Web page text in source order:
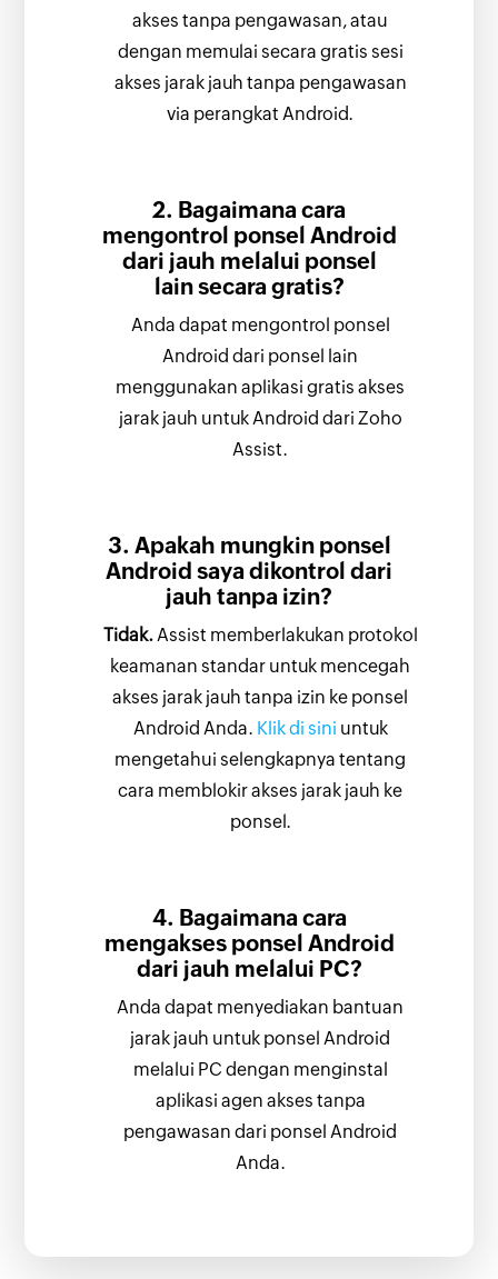
akses tanpa pengawasan, atau
dengan memulai secara gratis sesi
akses jarak jauh tanpa pengawasan
via perangkat Android.
2. Bagaimana cara
mengontrol ponsel Android
dari jauh melalui ponsel
lain secara gratis?
Anda dapat mengontrol ponsel
Android dari ponsel lain
menggunakan aplikasi gratis akses
jarak jauh untuk Android dari Zoho
Assist.
3. Apakah mungkin ponsel
Android saya dikontrol dari
jauh tanpa izin?
Tidak.Assist memberlakukan protokol
keamanan standar untuk mencegah
akses jarak jauh tanpa izin ke ponsel
Android Anda. Klik di sini untuk
mengetahui selengkapnya tentang
cara memblokir akses jarak jauh ke
ponsel.
4. Bagaimana cara
mengakses ponsel Android
dari jauh melalui PC?
Anda dapat menyediakan bantuan
jarak jauh untuk ponsel Android
melalui PC dengan menginstal
aplikasi agen akses tanpa
pengawasan dari ponsel Android
Anda.